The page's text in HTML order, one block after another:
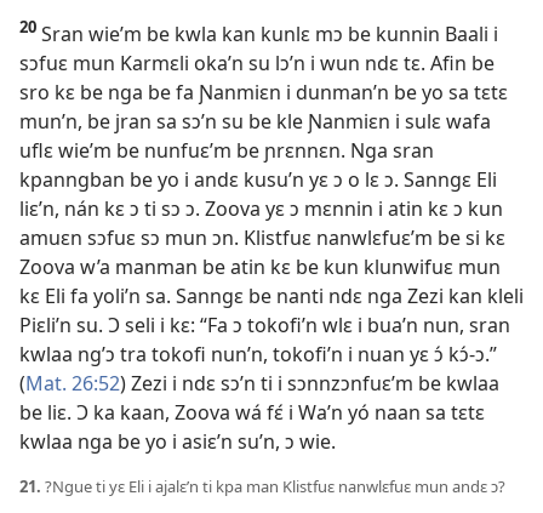
20 Sran wie’m be kwla kan kunlɛ mɔ be kunnin Baali i
sɔfuɛ mun Karmɛli oka’n su lɔ’n i wun ndɛ tɛ. Afin be
sro kɛ be nga be fa Ɲanmiɛn i dunman’n be yo sa tɛtɛ
mun’n, be jran sa sɔ’n su be kle Ɲanmiɛn i sulɛ wafa
uflɛ wie’m be nunfuɛ’m be ɲrɛnnɛn. Nga sran
kpanngban be yo i andɛ kusu’n yɛ ɔ o lɛ ɔ. Sanngɛ Eli
liɛ’n, nán kɛ ɔ ti sɔ ɔ. Zoova yɛ ɔ mɛnnin i atin kɛ ɔ kun
amuɛn sɔfuɛ sɔ mun ɔn. Klistfuɛ nanwlɛfuɛ’m be si kɛ
Zoova w’a manman be atin kɛ be kun klunwifuɛ mun
kɛ Eli fa yoli’n sa. Sanngɛ be nanti ndɛ nga Zezi kan kleli
Piɛli’n su. Ɔ seli i kɛ: “Fa ɔ tokofi’n wlɛ i bua’n nun, sran
kwlaa ng’ɔ tra tokofi nun’n, tokofi’n i nuan yɛ ɔ́ kɔ́-ɔ.”
(Mat. 26:52) Zezi i ndɛ sɔ’n ti i sɔnnzɔnfuɛ’m be kwlaa
be liɛ. Ɔ ka kaan, Zoova wá fɛ́ i Wa’n yó naan sa tɛtɛ
kwlaa nga be yo i asiɛ’n su’n, ɔ wie.
21. ?Ngue ti yɛ Eli i ajalɛ’n ti kpa man Klistfuɛ nanwlɛfuɛ mun andɛ ɔ?